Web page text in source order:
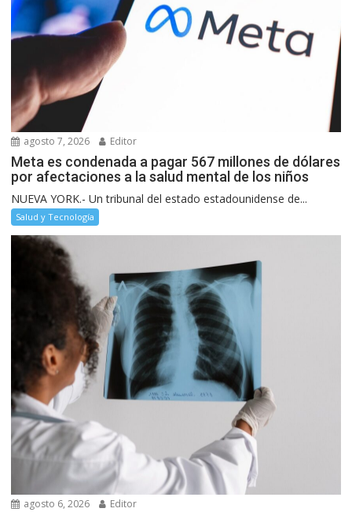
agosto 7, 2026 Editor
Meta es condenada a pagar 567 millones de dólares
por afectaciones a la salud mental de los niños
NUEVA YORK.- Un tribunal del estado estadounidense de...
Salud y Tecnología
agosto 6, 2026 Editor